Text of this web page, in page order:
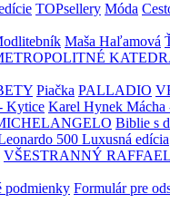
TOPsellery Móda
Maša Haľamová
Piačka PALLADIO
Kytice Karel Hynek Mácha
Biblie s
500 Luxusná edícia
VŠESTRANNÝ
podmienky Formulár pre